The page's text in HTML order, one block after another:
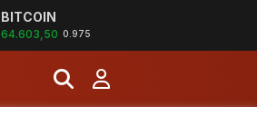
BITCOIN
64.603,50 0.975